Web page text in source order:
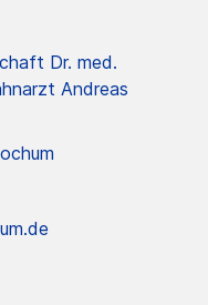
Dr. med.
Andreas